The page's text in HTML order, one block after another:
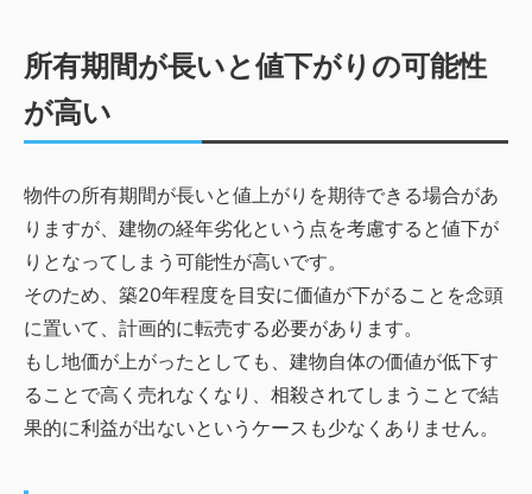
所有期間が長いと値下がりの可能性
が高い
物件の所有期間が長いと値上がりを期待できる場合があ
りますが、建物の経年劣化という点を考慮すると値下が
りとなってしまう可能性が高いです。
そのため、築20年程度を目安に価値が下がることを念頭
に置いて、計画的に転売する必要があります。
もし地価が上がったとしても、建物自体の価値が低下す
ることで高く売れなくなり、相殺されてしまうことで結
果的に利益が出ないというケースも少なくありません。